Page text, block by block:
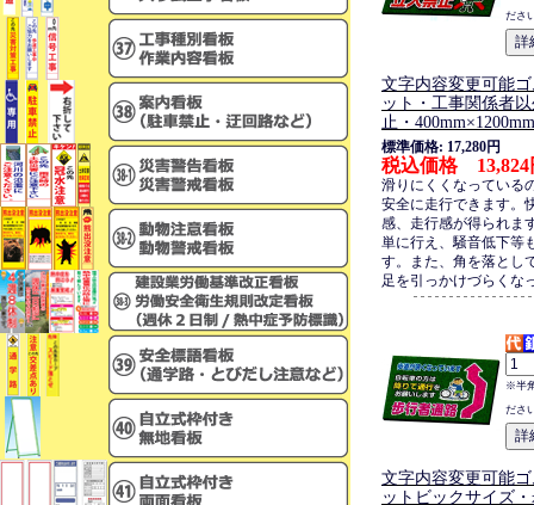
ださ
文字内容変更可能
ット・工事関係者
止・400mm×1200mm
標準価格: 17,280円
税込価格 13,824
滑りにくくなっている
安全に走行できます。
感、走行感が得られま
単に行え、騒音低下等
す。また、角を落とし
足を引っかけづらくな
※半
ださ
文字内容変更可能
ットビックサイズ